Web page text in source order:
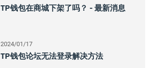
TP钱包在商城下架了吗？ - 最新消息
2024/01/17
TP钱包论坛无法登录解决方法